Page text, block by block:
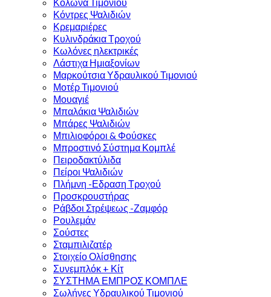
Κολώνα Τιμονιού
Κόντρες Ψαλιδιών
Κρεμαριέρες
Κυλινδράκια Τροχού
Κωλόνες ηλεκτρικές
Λάστιχα Ημιαξονίων
Μαρκούτσια Υδραυλικού Τιμονιού
Μοτέρ Τιμονιού
Μουαγιέ
Μπαλάκια Ψαλιδιών
Μπάρες Ψαλιδιών
Μπιλιοφόροι & Φούσκες
Μπροστινό Σύστημα Κομπλέ
Πειροδακτύλιδα
Πείροι Ψαλιδιών
Πλήμνη -Εδραση Τροχού
Προσκρουστήρας
Ράβδοι Στρέψεως -Ζαμφόρ
Ρουλεμάν
Σούστες
Σταμπιλιζατέρ
Στοιχείο Ολίσθησης
Συνεμπλόκ + Κίτ
ΣΥΣΤΗΜΑ ΕΜΠΡΟΣ ΚΟΜΠΛΕ
Σωλήνες Υδραυλικού Τιμονιού